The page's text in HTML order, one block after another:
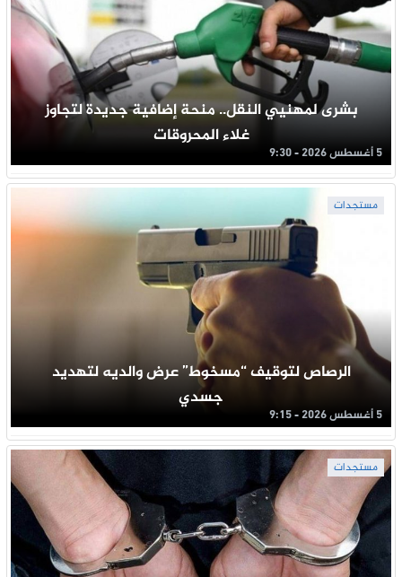
بشرى لمهنيي النقل.. منحة إضافية جديدة لتجاوز
غلاء المحروقات
5 أغسطس 2026 - 9:30
مستجدات
الرصاص لتوقيف “مسخوط” عرض والديه لتهديد
جسدي
5 أغسطس 2026 - 9:15
مستجدات